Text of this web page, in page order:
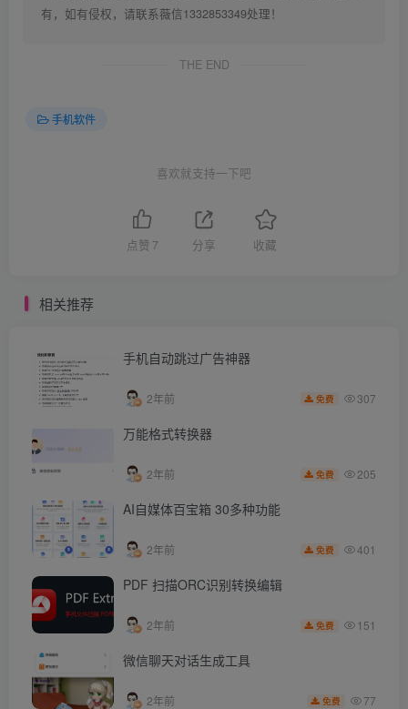
有，如有侵权，请联系薇信1332853349处理！
THE END
手机软件
喜欢就支持一下吧
点赞 7 分享 收藏
相关推荐
手机自动跳过广告神器
2年前 免费 307
万能格式转换器
2年前 免费 205
AI自媒体百宝箱 30多种功能
2年前 免费 401
PDF 扫描ORC识别转换编辑
2年前 免费 151
微信聊天对话生成工具
2年前 免费 77